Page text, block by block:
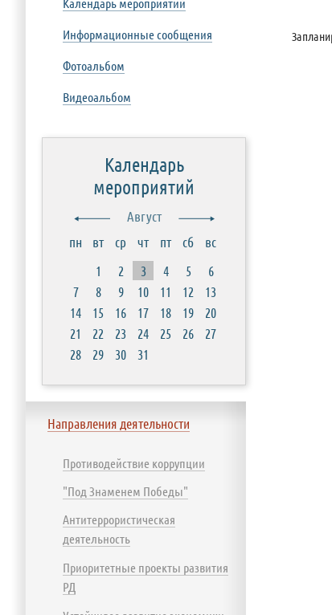
Информационные сообщения
Фотоальбом
Видеоальбом
Календарь
мероприятий
Август
пн
вт ср чт пт сб
вс
1
2 3 4 5
6
7
8 9 10 11 12
13
14
15 16 17 18 19
20
21
22 23 24 25 26
27
28
29 30 31
Направления деятельности
Противодействие коррупции
"Под Знаменем Победы"
Антитеррористическая
деятельность
Приоритетные проекты развития
РД